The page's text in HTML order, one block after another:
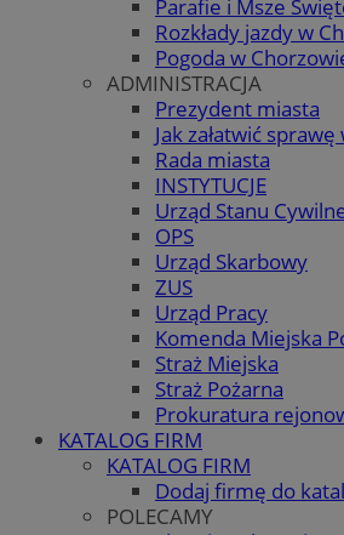
Parafie i Msze
Rozkłady jazdy w
Pogoda w
ADMINISTRACJA
Prezydent miasta
Jak załatwić
Rada miasta
INSTYTUCJE
Urząd Stanu
OPS
Urząd Skarbowy
ZUS
Urząd Pracy
Komenda Miejska
Straż Miejska
Straż Pożarna
Prokuratura
KATALOG FIRM
KATALOG FIRM
Dodaj firmę do
POLECAMY